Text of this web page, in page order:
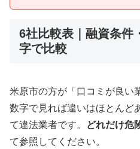
6社比較表｜融資条件
字で比較
米原市の方が「口コミが良い
数字で見れば違いはほとんど
て違法業者です。
どれだけ危
て参照してください。